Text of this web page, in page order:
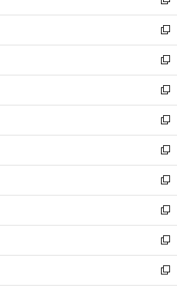
開
く
ウ
で
開
く
ン
ド
ウ
で
開
く
新
し
い
ウ
ィ
ン
ド
ウ
で
開
く
新
し
い
ウ
ィ
ン
ド
ウ
で
開
く
新
し
い
ウ
ィ
ン
ド
ウ
で
開
く
新
し
い
ウ
ィ
ン
ド
ウ
で
開
く
新
し
い
ウ
ィ
ン
ド
ウ
で
開
く
新
し
い
ウ
ィ
ン
ド
ウ
で
開
新
し
い
ウ
ィ
ン
ド
ウ
新
し
い
ウ
ィ
ン
新
し
い
ウ
新
し